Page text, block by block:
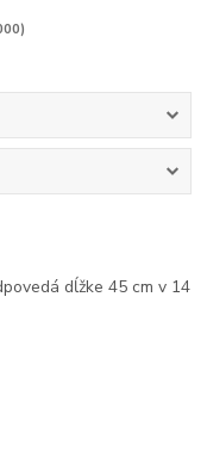
dĺžke 45 cm v 14